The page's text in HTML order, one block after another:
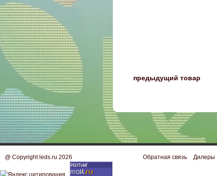
предыдущий товар
@ Copyright leds.ru 2026 Обратная связь Дилеры